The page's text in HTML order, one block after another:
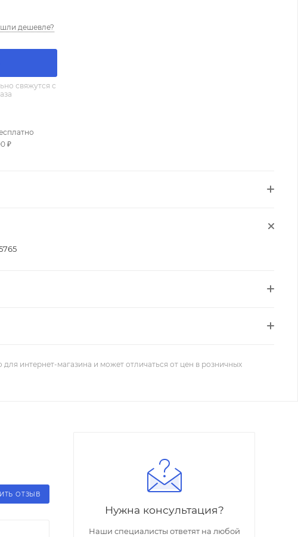
дешевле?
свяжутся с
₽
для интернет-магазина и может отличаться от цен в розничных
ОТЗЫВ
Нужна консультация?
Наши специалисты ответят на любой